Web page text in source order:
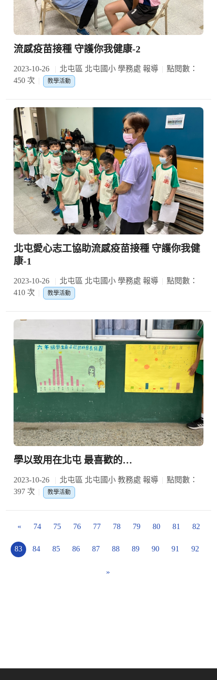
流感疫苗接種 守護你我健康-2
2023-10-26 北屯區 北屯國小 學務處 報導
點閱數：
450 次
教學活動
北屯愛心志工協助流感疫苗接種 守護你我健
康-1
2023-10-26 北屯區 北屯國小 學務處 報導
點閱數：
410 次
教學活動
學以致用在北屯 最喜歡的…
2023-10-26 北屯區 北屯國小 教務處 報導
點閱數：
397 次
教學活動
« 74 75 76 77 78 79 80 81 82
83 84 85 86 87 88 89 90 91 92
»